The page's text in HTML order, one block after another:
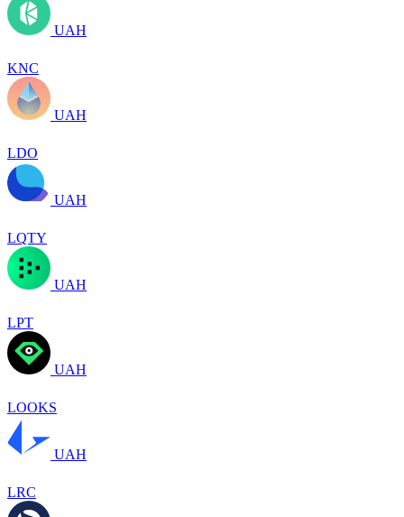
UAH
KNC
UAH
LDO
UAH
LQTY
UAH
LPT
UAH
LOOKS
UAH
LRC